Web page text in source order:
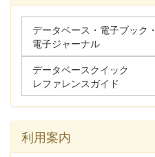
データベース・電子ブック・
電子ジャーナル
データベースクイック
レファレンスガイド
利用案内